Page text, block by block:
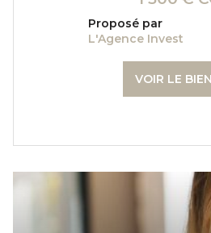
Proposé par
L'Agence Invest
VOIR LE BIEN